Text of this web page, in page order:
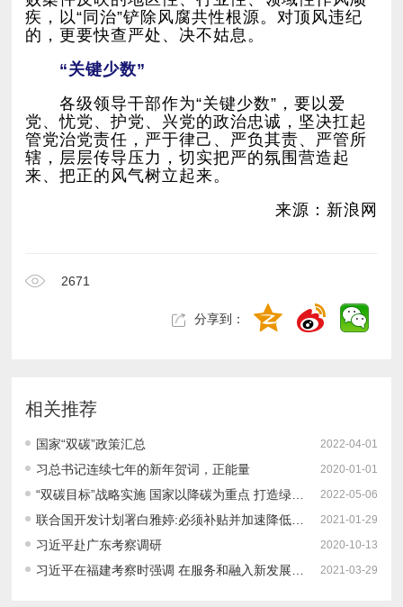
的，更要快查严处、决不姑息。
“关键少数”
来、把正的风气树立起来。
来源：新浪网
2671
分享到：
相关推荐
国家“双碳”政策汇总 2022-04-01
习总书记连续七年的新年贺词，正能量 2020-01-01
“双碳目标”战略实施 国家以降碳为重点 打造绿色低碳智慧新城 2022-05-06
联合国开发计划署白雅婷:必须补贴并加速降低可再生能源制氢的成本｜百人会2021云论坛 2021-01-29
习近平赴广东考察调研 2020-10-13
习近平在福建考察时强调 在服务和融入新发展格局上展现更大作为 奋力谱写全面建设社会主义现代化国家福建篇章 2021-03-29